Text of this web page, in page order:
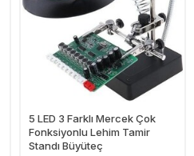
5 LED 3 Farklı Mercek Çok
Fonksiyonlu Lehim Tamir
Standı Büyüteç